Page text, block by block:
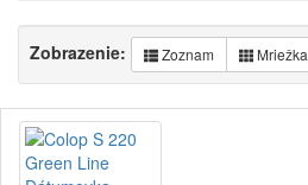
Zobrazenie: Zoznam Mriežka